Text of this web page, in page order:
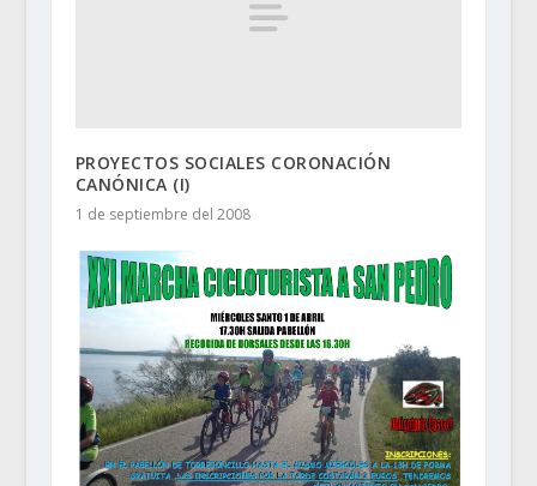
PROYECTOS SOCIALES CORONACIÓN
CANÓNICA (I)
1 de septiembre del 2008